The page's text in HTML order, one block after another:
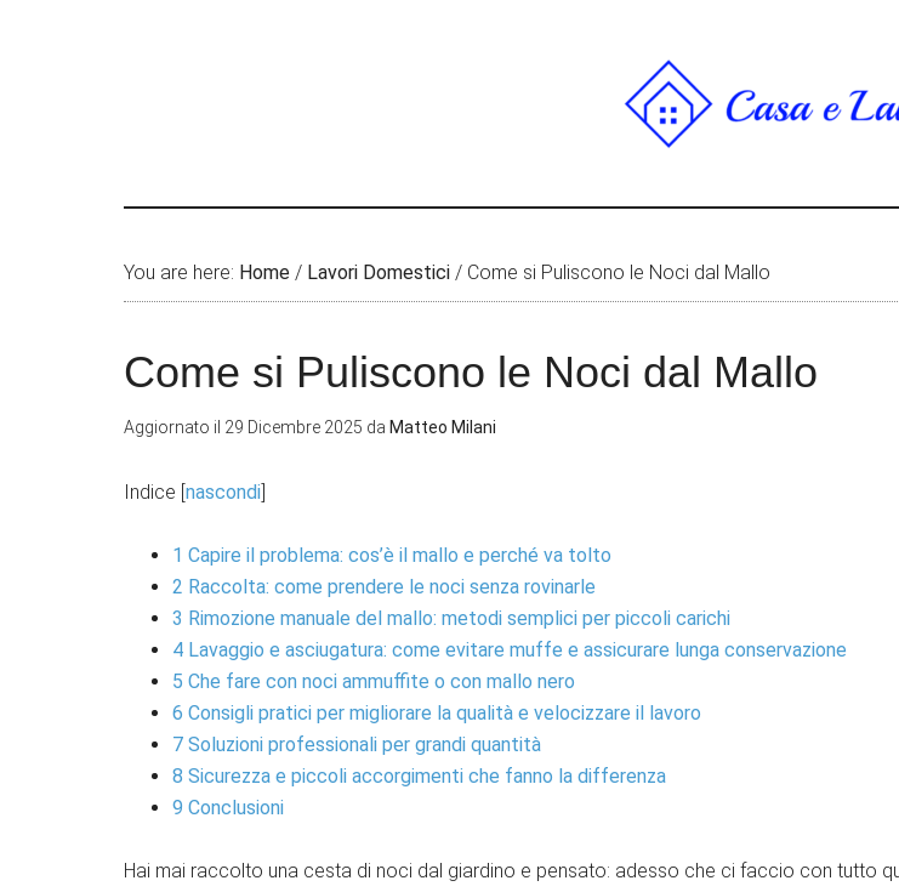
You are here: Home / Lavori Domestici / Come si Puliscono le Noci dal Mallo
Come si Puliscono le Noci dal Mallo
Aggiornato il 29 Dicembre 2025 da Matteo Milani
Indice [nascondi]
1 Capire il problema: cos’è il mallo e perché va tolto
2 Raccolta: come prendere le noci senza rovinarle
3 Rimozione manuale del mallo: metodi semplici per piccoli carichi
4 Lavaggio e asciugatura: come evitare muffe e assicurare lunga conservazione
5 Che fare con noci ammuffite o con mallo nero
6 Consigli pratici per migliorare la qualità e velocizzare il lavoro
7 Soluzioni professionali per grandi quantità
8 Sicurezza e piccoli accorgimenti che fanno la differenza
9 Conclusioni
Hai mai raccolto una cesta di noci dal giardino e pensato: adesso che ci faccio con tutto